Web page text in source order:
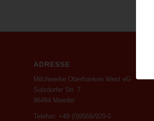
ADRESSE
Milchwerke Oberfranken West eG
Sulzdorfer Str. 7
96484 Meeder
Telefon: +49 (0)9566/929-0